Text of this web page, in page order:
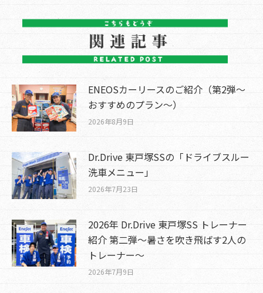
ENEOSカーリースのご紹介（第2弾～
おすすめのプラン～）
2026年8月9日
Dr.Drive 東戸塚SSの「ドライブスルー
洗車メニュー」
2026年7月23日
2026年 Dr.Drive 東戸塚SS トレーナー
紹介 第二弾～暑さを吹き飛ばす2人の
トレーナー～
2026年7月9日